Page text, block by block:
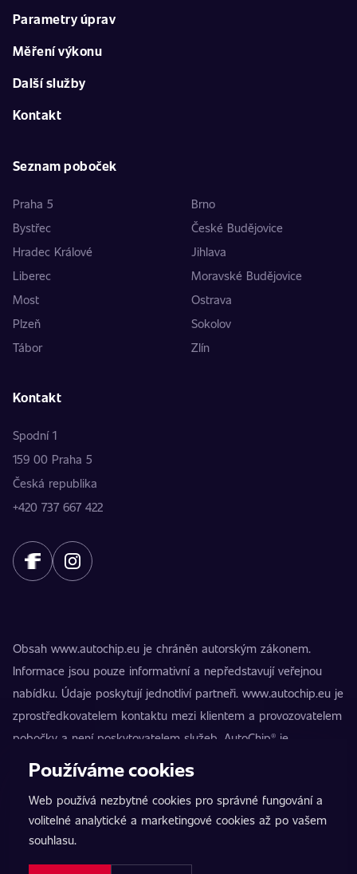
Parametry úprav
Měření výkonu
Další služby
Kontakt
Seznam poboček
Praha 5
Brno
Bystřec
České Budějovice
Hradec Králové
Jihlava
Liberec
Moravské Budějovice
Most
Ostrava
Plzeň
Sokolov
Tábor
Zlín
Kontakt
Spodní 1
159 00 Praha 5
Česká republika
+420 737 667 422
Obsah www.autochip.eu je chráněn autorským zákonem.
Informace jsou pouze informativní a nepředstavují veřejnou
nabídku. Údaje poskytují jednotliví partneři. www.autochip.eu je
zprostředkovatelem kontaktu mezi klientem a provozovatelem
pobočky a není poskytovatelem služeb. AutoChip® je
registrovaná ochranná známka Petra Kučery. Úpravy, které
nezpůsobilosti vozidla k provozu na pozemních komunikacích.
Přesné informace poskytuje vždy konkrétní provozovatel
pobočky.
Používáme cookies
Web používá nezbytné cookies pro správné fungování a
volitelné analytické a marketingové cookies až po vašem
souhlasu.